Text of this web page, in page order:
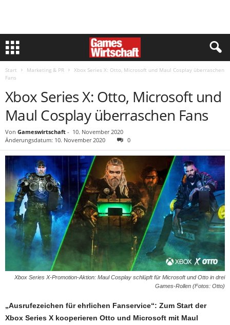
Start Marketing & PR
Xbox Series X: Otto, Microsoft und Maul Cosplay überraschen
Fans
Xbox Series X: Otto, Microsoft und
Maul Cosplay überraschen Fans
Von Gameswirtschaft - 10. November 2020
Änderungsdatum: 10. November 2020
0
Xbox Series X-Promotion-Aktion: Maul Cosplay schlüpft für Microsoft und Otto in drei
Games-Rollen (Fotos: Otto)
„Ausrufezeichen für ehrlichen Fanservice“: Zum Start der
Xbox Series X kooperieren Otto und Microsoft mit Maul